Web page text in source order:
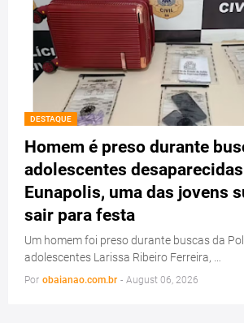
DESTAQUE
Homem é preso durante
adolescentes
Eunapolis, uma das jovens
sair para festa
Um homem foi preso durante buscas da
adolescentes Larissa Ribeiro Ferreira, …
Por obaianao.com.br - August 06, 2026